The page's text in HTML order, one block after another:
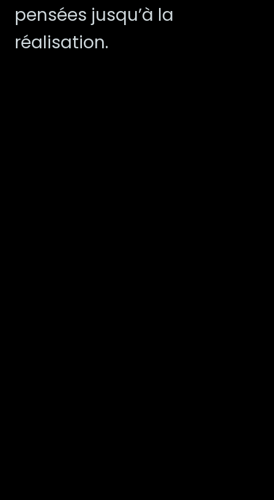
pensées jusqu’à la
réalisation.